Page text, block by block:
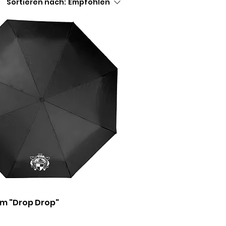
Sortieren nach: Empfohlen
"Drop Drop"